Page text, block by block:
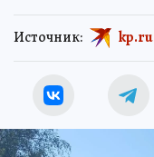
Источник: kp.ru